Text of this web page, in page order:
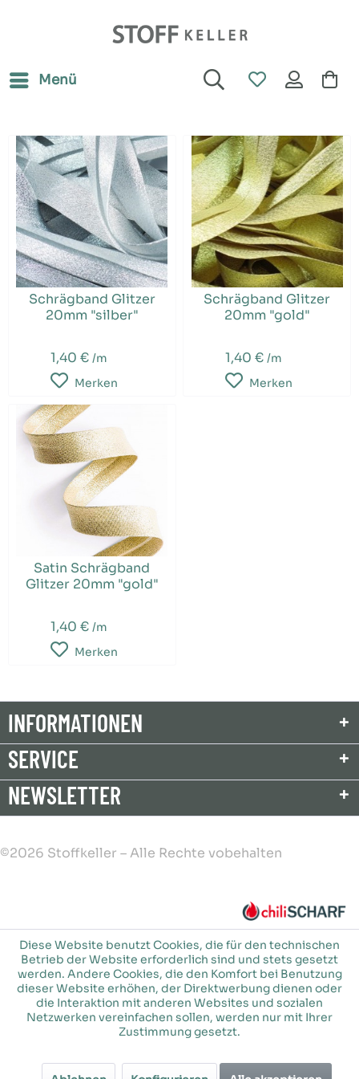
Menü
Schrägband Glitzer
20mm "silber"
1,40 € /m
Merken
Schrägband Glitzer
20mm "gold"
1,40 €/m
Merken
Satin Schrägband
Glitzer 20mm "gold"
1,40 € /m
Merken
INFORMATIONEN
SERVICE
NEWSLETTER
©2026 Stoffkeller – Alle Rechte vobehalten
Diese Website benutzt Cookies, die für den technischen
Betrieb der Website erforderlich sind und stets gesetzt
werden. Andere Cookies, die den Komfort bei Benutzung
dieser Website erhöhen, der Direktwerbung dienen oder
die Interaktion mit anderen Websites und sozialen
Netzwerken vereinfachen sollen, werden nur mit Ihrer
Zustimmung gesetzt.